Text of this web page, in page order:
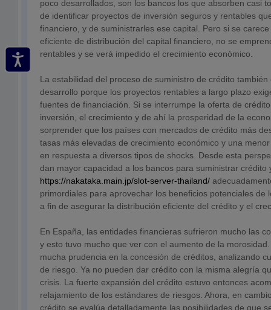
poco desarrollados, son los bancos los que absorben casi
de identificar proyectos de inversión seguros y rentables
financiero, y de suministrarles ese capital. Pero si se
eficiente de distribución del capital financiero, no se
rentables y se verá impedido el crecimiento económico.
La estabilidad del proceso de suministro de crédito
desarrollo porque los proyectos rentables a largo plazo
fuentes de financiación. Si se interrumpe la oferta de
inversión, el crecimiento y de ahí la prosperidad de la
sorprender que los países con mercados de crédito más
tasas más elevadas de crecimiento económico y una
en respuesta a diversos tipos de shocks. Desde esta
dan mayor capacidad a los bancos para suministrar crédito
https://nakataka.main.jp/slot-server-thailand/
primordiales para aprovechar los beneficios potenciales de
a fin de asegurar la distribución eficiente del crédito y el
En España, las entidades financieras sufrieron mucho las
y esto tuvo mucho que ver con el aumento de la
mucha prudencia en la concesión de créditos, analizando
de riesgo. Ya no pueden dar crédito con la misma alegría
crisis. La fuerte expansión del crédito estuvo entonces
relajamiento de los estándares de riesgos. Ahora, en
crédito se evalúa detalladamente las posibilidades de que